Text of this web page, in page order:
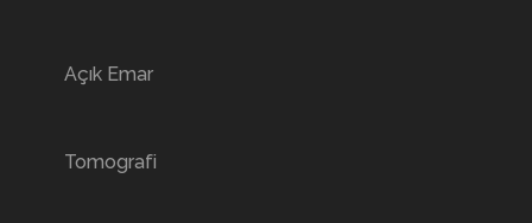
Açık Emar
Tomografi